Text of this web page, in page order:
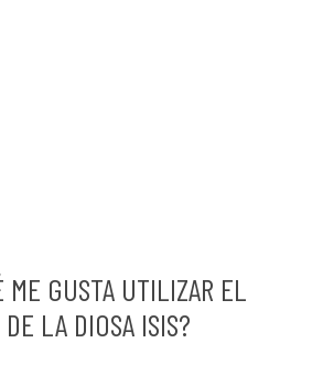
ME GUSTA UTILIZAR EL
LA DIOSA ISIS?